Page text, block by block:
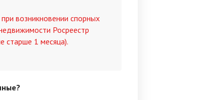
возникновении спорных
Росреестр
старше 1 месяца).